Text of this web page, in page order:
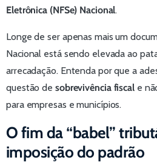
Eletrônica (NFSe) Nacional.
Longe de ser apenas mais um
Nacional está sendo elevada ao
arrecadação. Entenda por que a
questão de sobrevivência fiscale
para empresas e municípios.
O fim da “babel”
imposição do padrão